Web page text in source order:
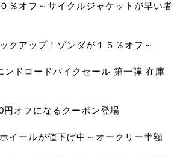
％オフ～サイクルジャケットが早い者
クアップ！ゾンダが１５％オフ～
ンドロードバイクセール 第一弾 在庫
オフになるクーポン登場
イールが値下げ中～オークリー半額